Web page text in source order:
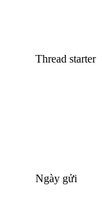
Thread starter
Ngày gửi